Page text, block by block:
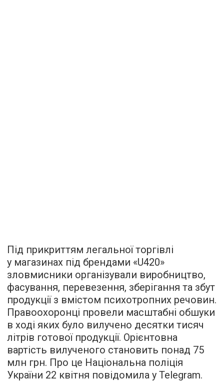
Під прикриттям легальної торгівлі
у магазинах під брендами «U420»
зловмисники організували виробництво,
фасування, перевезення, зберігання та збут
продукції з вмістом психотропних речовин.
Правоохоронці провели масштабні обшуки
в ході яких було вилучено десятки тисяч
літрів готової продукції. Орієнтовна
вартість вилученого становить понад 75
млн грн. Про це Національна поліція
України 22 квітня повідомила у Telegram.